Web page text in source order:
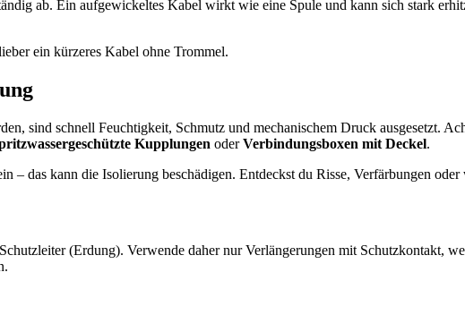
ab. Ein aufgewickeltes Kabel wirkt wie eine Spule und kann sich stark
ein kürzeres Kabel ohne Trommel.
sind schnell Feuchtigkeit, Schmutz und mechanischem Druck ausgesetzt.
Kupplungen oderVerbindungsboxen mit Deckel.
das kann die Isolierung beschädigen. Entdeckst du Risse, Verfärbungen oder
(Erdung). Verwende daher nur Verlängerungen mit Schutzkontakt,